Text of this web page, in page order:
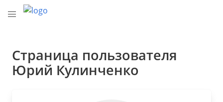
Страница пользователя
Юрий Кулинченко